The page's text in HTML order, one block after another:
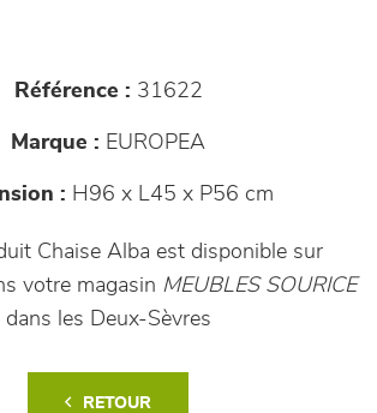
Référence : 31622
Marque : EUROPEA
: H96 x L45 x P56 cm
Chaise Alba est disponible sur
votre magasin MEUBLES SOURICE
dans les Deux-Sèvres
RETOUR